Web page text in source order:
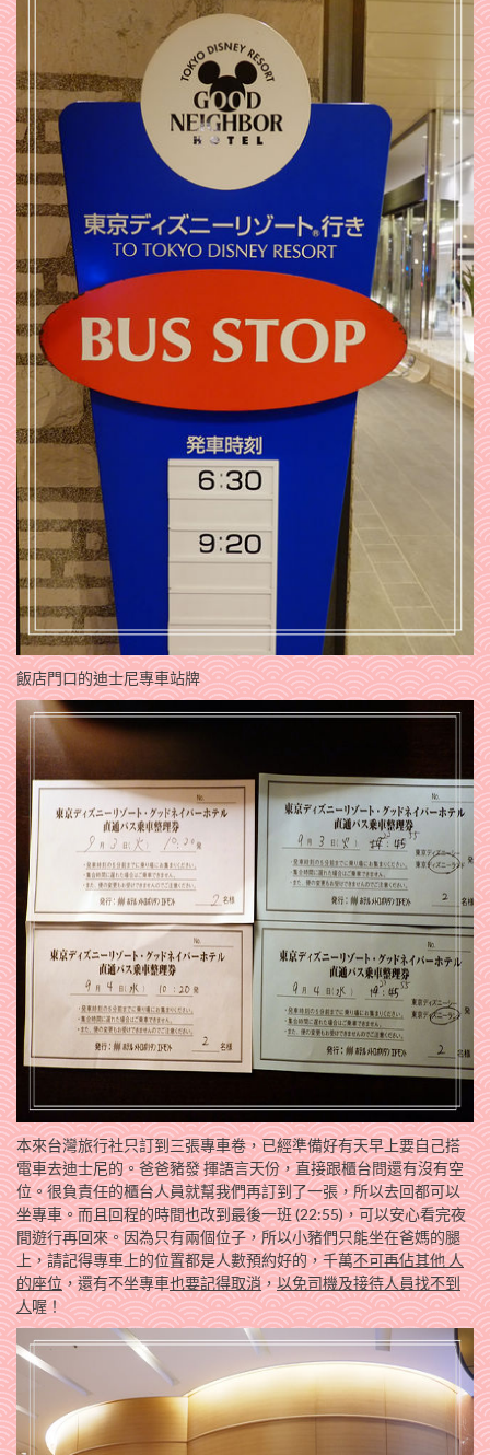
飯店門口的迪士尼專車站牌
本來台灣旅行社只訂到三張專車卷，已經準備好有天早上要自己搭
電車去迪士尼的。爸爸豬發 揮語言天份，直接跟櫃台問還有沒有空
位。很負責任的櫃台人員就幫我們再訂到了一張，所以去回都可以
坐專車。而且回程的時間也改到最後一班 (22:55)，可以安心看完夜
間遊行再回來。因為只有兩個位子，所以小豬們只能坐在爸媽的腿
上，請記得專車上的位置都是人數預約好的，千萬不可再佔其他 人
的座位，還有不坐專車也要記得取消，以免司機及接待人員找不到
人喔！